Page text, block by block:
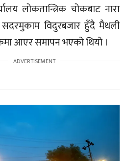
लोकतान्त्रिक चोकबाट नारा
विदुरबजार हुँदै मैथली
आएर समापन भएको थियो ।